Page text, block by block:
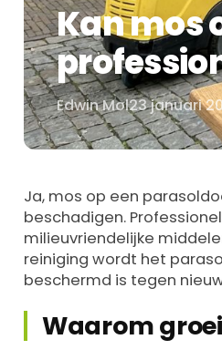
Kan mos
Door
Edwin Mol23 januari
Ja, mos op een
beschadigen.
milieuvriendelijke
reiniging wordt het
beschermd is tegen
Waarom